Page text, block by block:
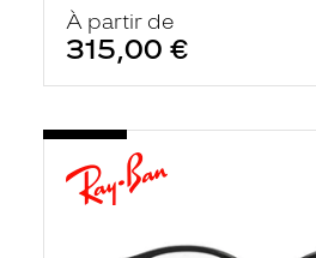
À partir de
315,00 €